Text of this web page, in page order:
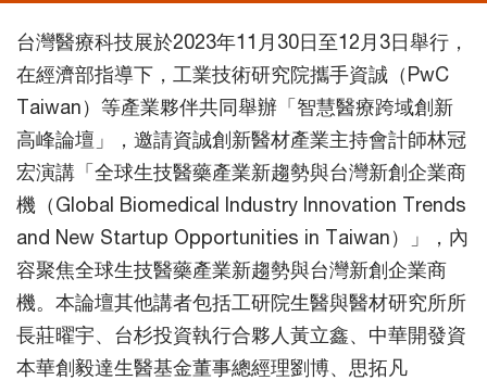
台灣醫療科技展於2023年11月30日至12月3日舉行，
在經濟部指導下，工業技術研究院攜手資誠（PwC
Taiwan）等產業夥伴共同舉辦「智慧醫療跨域創新
高峰論壇」，邀請資誠創新醫材產業主持會計師林冠
宏演講「全球生技醫藥產業新趨勢與台灣新創企業商
機（Global Biomedical Industry Innovation Trends
and New Startup Opportunities in Taiwan）」，內
容聚焦全球生技醫藥產業新趨勢與台灣新創企業商
機。本論壇其他講者包括工研院生醫與醫材研究所所
長莊曜宇、台杉投資執行合夥人黃立鑫、中華開發資
本華創毅達生醫基金董事總經理劉博、思拓凡